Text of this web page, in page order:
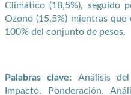
Climático (18,5%), seguido
Ozono (15,5%) mientras
100% del conjunto de pesos.
Palabras clave: Análisis
Impacto. Ponderación.